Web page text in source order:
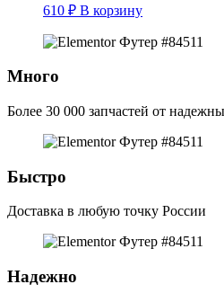
610 ₽ В корзину
Много
Более 30 000 запчастей от
Быстро
Доставка в любую точку России
Надежно